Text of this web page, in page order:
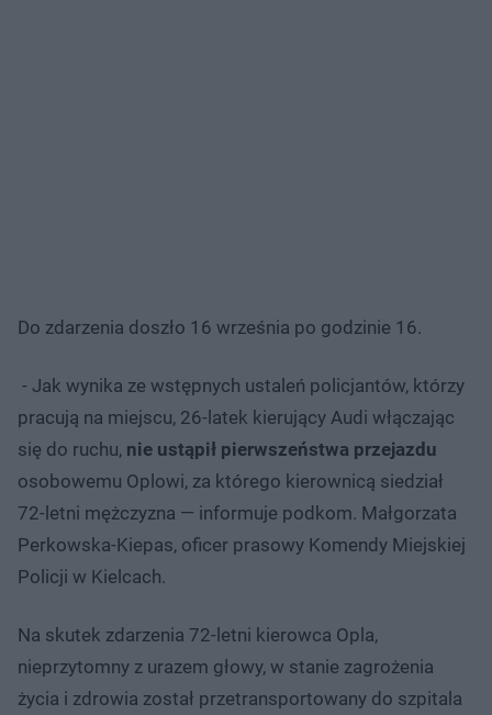
Do zdarzenia doszło 16 września po godzinie 16.
- Jak wynika ze wstępnych ustaleń policjantów, którzy
pracują na miejscu, 26-latek kierujący Audi włączając
się do ruchu, nie ustąpił pierwszeństwa przejazdu
osobowemu Oplowi, za którego kierownicą siedział
72-letni mężczyzna — informuje podkom. Małgorzata
Perkowska-Kiepas, oficer prasowy Komendy Miejskiej
Policji w Kielcach.
Na skutek zdarzenia 72-letni kierowca Opla,
nieprzytomny z urazem głowy, w stanie zagrożenia
życia i zdrowia został przetransportowany do szpitala